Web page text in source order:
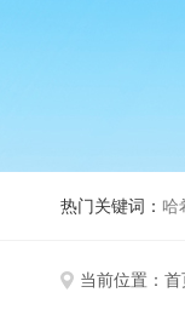
热门关键词： 哈
当前位置： 首